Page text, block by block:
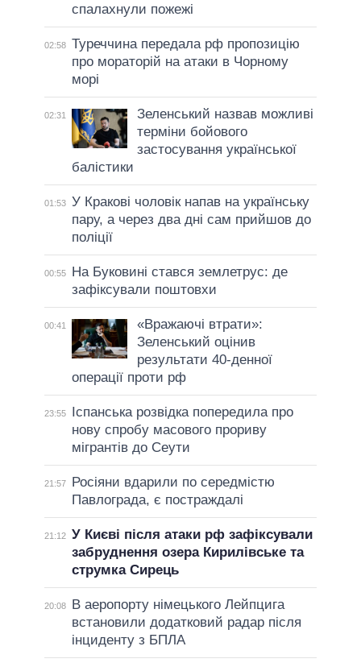
спалахнули пожежі
02:58 Туреччина передала рф пропозицію
про мораторій на атаки в Чорному
морі
02:31
Зеленський назвав можливі
терміни бойового
застосування української
балістики
01:53 У Кракові чоловік напав на українську
пару, а через два дні сам прийшов до
поліції
00:55
На Буковині стався землетрус: де
зафіксували поштовхи
00:41
«Вражаючі втрати»:
Зеленський оцінив
результати 40-денної
операції проти рф
23:55
Іспанська розвідка попередила про
нову спробу масового прориву
мігрантів до Сеути
21:57
Росіяни вдарили по середмістю
Павлограда, є постраждалі
21:12 У Києві після атаки рф зафіксували
забруднення озера Кирилівське та
струмка Сирець
20:08
В аеропорту німецького Лейпцига
встановили додатковий радар після
інциденту з БПЛА